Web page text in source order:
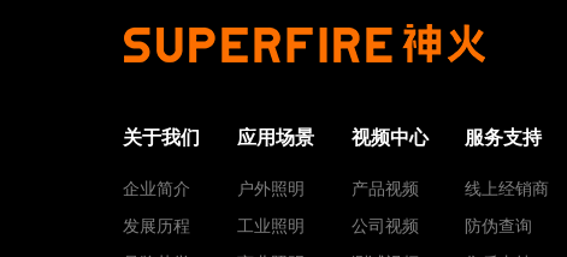
关于我们
企业简介
发展历程
应用场景
户外照明
工业照明
视频中心
产品视频
公司视频
服务支持
线上经销商
防伪查询